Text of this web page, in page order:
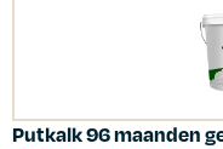
Putkalk 96 maanden